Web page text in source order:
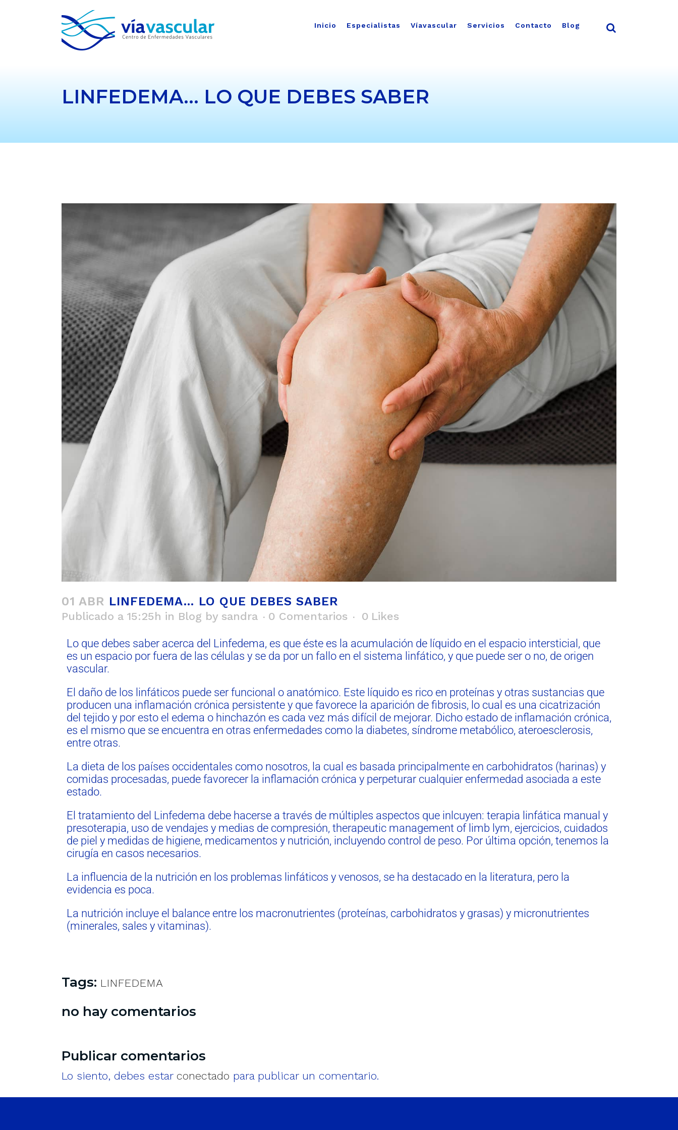
Inicio Especialistas Víavascular Servicios Contacto Blog
LINFEDEMA… LO QUE DEBES SABER
01 ABR LINFEDEMA… LO QUE DEBES SABER
Publicado a 15:25h in Blog by sandra 0 Comentarios 0 Likes
Lo que debes saber acerca del Linfedema, es que éste es la acumulación de líquido en el espacio intersticial, que
es un espacio por fuera de las células y se da por un fallo en el sistema linfático, y que puede ser o no, de origen
vascular.
El daño de los linfáticos puede ser funcional o anatómico. Este líquido es rico en proteínas y otras sustancias que
producen una inflamación crónica persistente y que favorece la aparición de fibrosis, lo cual es una cicatrización
del tejido y por esto el edema o hinchazón es cada vez más difícil de mejorar. Dicho estado de inflamación crónica,
es el mismo que se encuentra en otras enfermedades como la diabetes, síndrome metabólico, ateroesclerosis,
entre otras.
La dieta de los países occidentales como nosotros, la cual es basada principalmente en carbohidratos (harinas) y
comidas procesadas, puede favorecer la inflamación crónica y perpeturar cualquier enfermedad asociada a este
estado.
El tratamiento del Linfedema debe hacerse a través de múltiples aspectos que inlcuyen: terapia linfática manual y
presoterapia, uso de vendajes y medias de compresión, therapeutic management of limb lym, ejercicios, cuidados
de piel y medidas de higiene, medicamentos y nutrición, incluyendo control de peso. Por última opción, tenemos la
cirugía en casos necesarios.
La influencia de la nutrición en los problemas linfáticos y venosos, se ha destacado en la literatura, pero la
evidencia es poca.
La nutrición incluye el balance entre los macronutrientes (proteínas, carbohidratos y grasas) y micronutrientes
(minerales, sales y vitaminas).
Tags: LINFEDEMA
no hay comentarios
Publicar comentarios
Lo siento, debes estar conectado para publicar un comentario.